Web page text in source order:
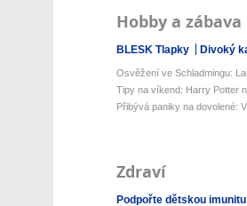
Hobby a zábava
BLESK Tlapky Divoký
Osvěžení ve Schladmingu:
Tipy na víkend: Harry Potter
Přibývá paniky na dovolené:
Zdraví
Podpořte dětskou imunitu